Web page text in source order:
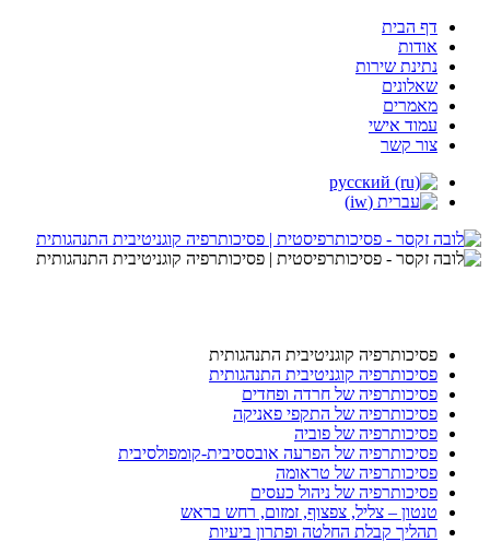
דף הבית
אודות
נתינת שירות
שאלונים
מאמרים
עמוד אישי
צור קשר
פסיכותרפיה קוגניטיבית התנהגותית
פסיכותרפיה קוגניטיבית התנהגותית
פסיכותרפיה של חרדה ופחדים
פסיכותרפיה של התקפי פאניקה
פסיכותרפיה של פוביה
פסיכותרפיה של הפרעה אובססיבית-קומפולסיבית
פסיכותרפיה של טראומה
פסיכותרפיה של ניהול כעסים
טנטון – צליל, צפצוף, זמזום, רחש בראש
תהליך קבלת החלטה ופתרון ביעיות